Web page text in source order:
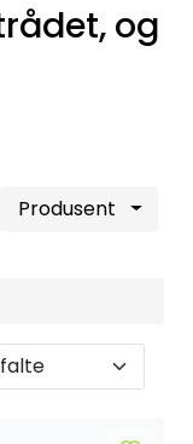
og
Produsent